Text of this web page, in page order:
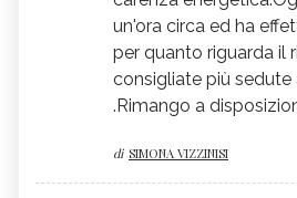
un'ora circa ed ha
per quanto riguarda il
consigliate più sedute
.Rimango a
di SIMONA VIZZINISI